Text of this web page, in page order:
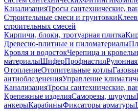
КанализацияТросы сантехнические,
Строительные смеси и грунтовки
строительных смесей
Кирпичи, блоки, тротуарная плитка
Древесно-плитные и пиломатериалы
Кровля и водостокЧерепица и
материалыШиферПрофнастил
ОтоплениеОтопительные котлы
антиобледененияУправление
КанализацияТросы сантехнические,
Крепежные изделияСаморезы, шурупы
анкерыКарабиныФиксаторы арматуры